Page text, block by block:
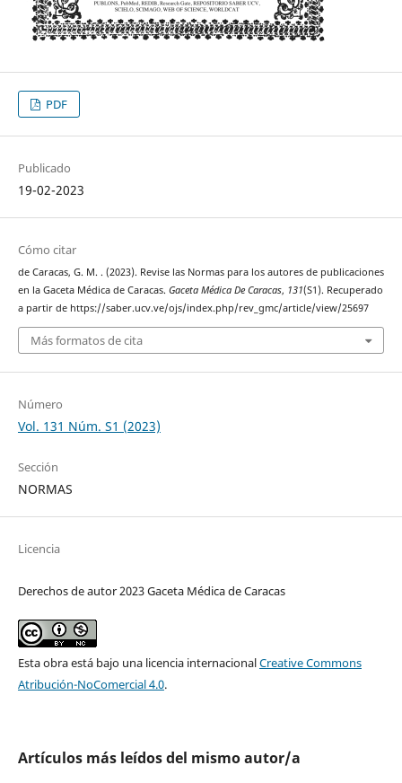
PDF
Publicado
19-02-2023
Cómo citar
de Caracas, G. M. . (2023). Revise las Normas para los autores de publicaciones
en la Gaceta Médica de Caracas. Gaceta Médica De Caracas, 131(S1). Recuperado
a partir de https://saber.ucv.ve/ojs/index.php/rev_gmc/article/view/25697
Más formatos de cita
Número
Vol. 131 Núm. S1 (2023)
Sección
NORMAS
Licencia
Derechos de autor 2023 Gaceta Médica de Caracas
Esta obra está bajo una licencia internacionalCreative Commons
Atribución-NoComercial 4.0.
Artículos más leídos del mismo autor/a